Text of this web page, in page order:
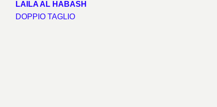
LAILA AL HABASH
DOPPIO TAGLIO